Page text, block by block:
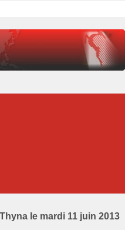
le mardi 11 juin 2013